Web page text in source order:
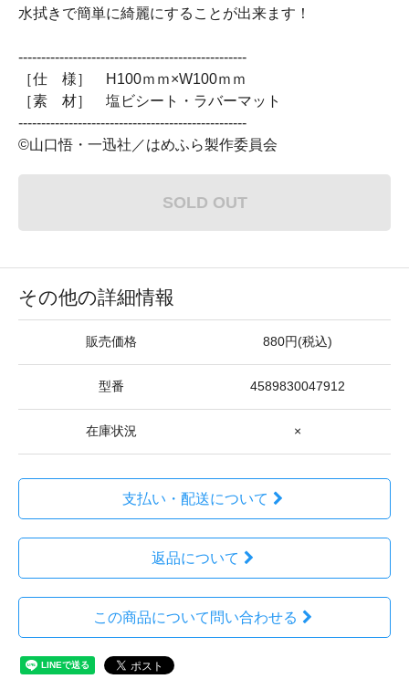
水拭きで簡単に綺麗にすることが出来ます！
--------------------------------------------------
［仕 様］ H100ｍｍ×W100ｍｍ
［素 材］ 塩ビシート・ラバーマット
--------------------------------------------------
©山口悟・一迅社／はめふら製作委員会
SOLD OUT
その他の詳細情報
販売価格 880円(税込)
型番 4589830047912
在庫状況 ×
支払い・配送について
返品について
この商品について問い合わせる